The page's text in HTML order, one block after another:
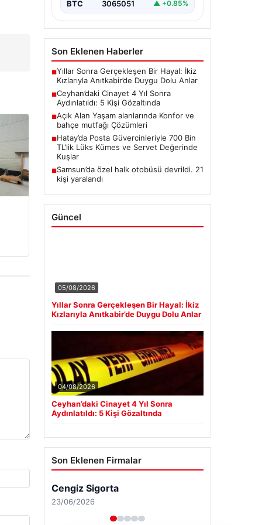
BTC 3065051 ▲ +0.85%
Son Eklenen Haberler
■Yıllar Sonra Gerçekleşen Bir Hayal: İkiz
Kızlarıyla Anıtkabir’de Duygu Dolu Anlar
■Ceyhan’daki Cinayet 4 Yıl Sonra
Aydınlatıldı: 5 Kişi Gözaltında
■Açık Alan Yaşam alanlarında Konfor ve
bahçe mutfağı Çözümleri
■Hatay’da Posta Güvercinleriyle 700 Bin
TL’lik Lüks Kümes ve Servet Değerinde
Kuşlar
■Samsun’da özel halk otobüsü devrildi. 21
kişi yaralandı
Güncel
05/08/2026
Yıllar Sonra Gerçekleşen Bir Hayal: İkiz
Kızlarıyla Anıtkabir’de Duygu Dolu Anlar
04/08/2026
Ceyhan’daki Cinayet 4 Yıl Sonra
Aydınlatıldı: 5 Kişi Gözaltında
Son Eklenen Firmalar
Cengiz Sigorta
23/06/2026